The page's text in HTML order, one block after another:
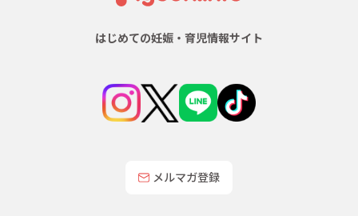
はじめての妊娠・育児情報サイト
メルマガ登録